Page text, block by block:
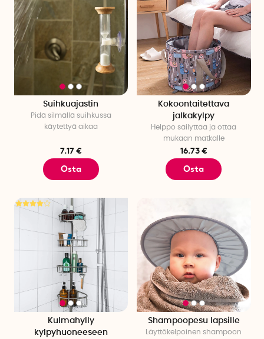
Suihkuajastin
Pidä silmällä suihkussa
käytettyä aikaa
7.17 €
Osta
Kokoontaitettava
jalkakylpy
Helppo säilyttää ja ottaa
mukaan matkalle
16.73 €
Osta
Kulmahylly
kylpyhuoneeseen
Shampoopesu lapsille
Läyttökelpoinen shampoon